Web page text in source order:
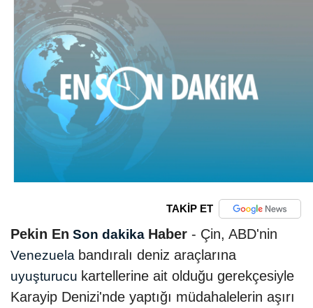
TAKİP ET
Pekin En Son dakika Haber - Çin, ABD'nin
Venezuela bandıralı deniz araçlarına
uyuşturucu kartellerine ait olduğu gerekçesiyle
Karayip Denizi'nde yaptığı müdahalelerin aşırı